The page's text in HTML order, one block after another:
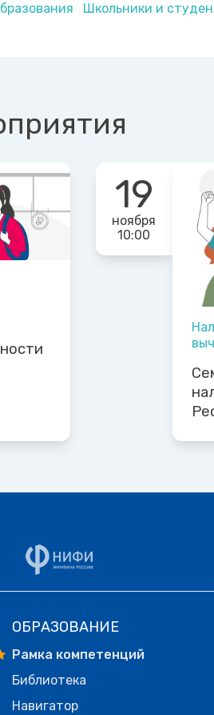
Школьники и
19
ноября
10:00
ОБРАЗОВАНИЕ
Рамка компетенций
Библиотека
Навигатор